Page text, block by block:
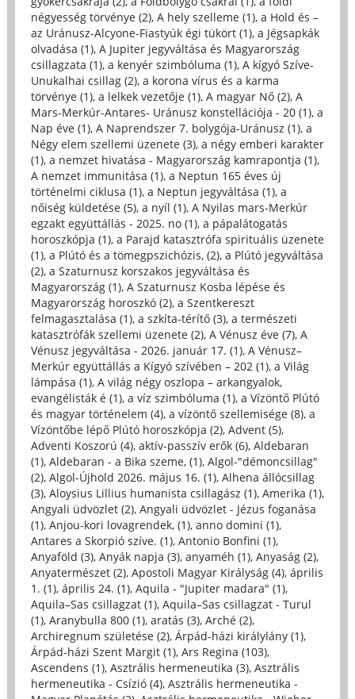
négyesség törvénye (2), A hely szelleme (1), a Hold és –
az Uránusz-Alcyone-Fiastyúk égi tükört (1), a Jégsapkák
olvadása (1), A Jupiter jegyváltása és Magyarország
csillagzata (1), a kenyér szimbóluma (1), A kígyó Szíve-
Unukalhai csillag (2), a korona vírus és a karma
törvénye (1), a lelkek vezetője (1), A magyar Nő (2), A
Mars-Merkúr-Antares- Uránusz konstellációja - 20 (1), a
Nap éve (1), A Naprendszer 7. bolygója-Uránusz (1), a
Négy elem szellemi üzenete (3), a négy emberi karakter
(1), a nemzet hivatása - Magyarország kamrapontja (1),
A nemzet immunitása (1), a Neptun 165 éves új
történelmi ciklusa (1), a Neptun jegyváltása (1), a
nőiség küldetése (5), a nyíl (1), A Nyilas mars-Merkúr
egzakt együttállás - 2025. no (1), a pápalátogatás
horoszkópja (1), a Parajd katasztrófa spirituális üzenete
(1), a Plútó és a tömegpszichózis, (2), a Plútó jegyváltása
(2), a Szaturnusz korszakos jegyváltása és
Magyarország (1), A Szaturnusz Kosba lépése és
Magyarország horoszkó (2), a Szentkereszt
felmagasztalása (1), a szkíta-térítő (3), a természeti
katasztrófák szellemi üzenete (2), A Vénusz éve (7), A
Vénusz jegyváltása - 2026. január 17. (1), A Vénusz–
Merkúr együttállás a Kígyó szívében – 202 (1), a Világ
lámpása (1), A világ négy oszlopa – arkangyalok,
evangélisták é (1), a víz szimbóluma (1), a Vízöntő Plútó
és magyar történelem (4), a vízöntő szellemisége (8), a
Vízöntőbe lépő Plútó horoszkópja (2), Advent (5),
Adventi Koszorú (4), aktív-passzív erők (6), Aldebaran
(1), Aldebaran - a Bika szeme, (1), Algol-"démoncsillag"
(2), Algol-Újhold 2026. május 16. (1), Alhena állócsillag
(3), Aloysius Lillius humanista csillagász (1), Amerika (1),
Angyali üdvözlet (2), Angyali üdvözlet - Jézus foganása
(1), Anjou-kori lovagrendek, (1), anno domini (1),
Antares a Skorpió szíve. (1), Antonio Bonfini (1),
Anyaföld (3), Anyák napja (3), anyaméh (1), Anyaság (2),
Anyatermészet (2), Apostoli Magyar Királyság (4), április
1. (1), április 24. (1), Aquila - "Jupiter madara" (1),
Aquila–Sas csillagzat (1), Aquila–Sas csillagzat - Turul
(1), Aranybulla 800 (1), aratás (3), Arché (2),
Archiregnum születése (2), Árpád-házi királylány (1),
Árpád-házi Szent Margit (1), Ars Regina (103),
Ascendens (1), Asztrális hermeneutika (3), Asztrális
hermeneutika - Csízió (4), Asztrális hermeneutika -